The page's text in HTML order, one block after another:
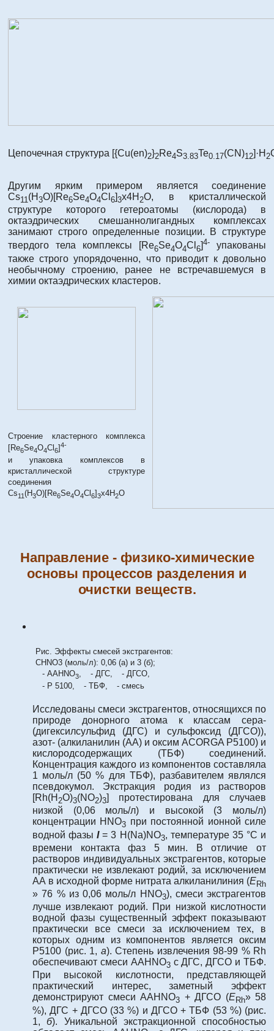
Цепочечная структура [{Cu(en)2}2Re4S3.83Te0.17(CN)12]·H 2
Другим ярким примером является соединение
Cs11(H 3O)[Re6Se4O4Cl 6]3x4H 2O, в кристаллической
структуре которого гетероатомы (кислорода) в
октаэдрических смешаннолигандных комплексах
занимают строго определенные позиции. В структуре
твердого тела комплексы [Re6Se4O4Cl 6
4- упакованы
также строго упорядоченно, что приводит к довольно
необычному строению, ранее не встречавшемуся в
химии октаэдрических кластеров.
Строение кластерного комплекса
[Re6Se4O4Cl 6]4-
и упаковка комплексов в
кристаллической структуре
соединения
Cs11(H3O)[Re6Se4O4Cl6]3x4H2O
Направление - физико-химические
основы процессов разделения и
очистки веществ.
Рис. Эффекты смесей экстрагентов:
CHNO3 (моль/л): 0,06 (а) и 3 (б);
- AAHNO3, - ДГС,
- ДГСО,
- P 5100,
- ТБФ, - смесь
Исследованы смеси экстрагентов, относящихся по
природе донорного атома к классам сера-
(дигексилсульфид (ДГС) и сульфоксид (ДГСО)),
азот- (алкиланилин (АА) и оксим ACORGA P5100) и
кислородсодержащих (ТБФ) соединений.
Концентрация каждого из компонентов составляла
1 моль/л (50 % для ТБФ), разбавителем являлся
псевдокумол. Экстракция родия из растворов
[Rh(H 2O)3(NO2)3] протестирована для случаев
низкой (0,06 моль/л) и высокой (3 моль/л)
концентрации HNO3 при постоянной ионной силе
водной фазыI= 3 H(Na)NO3, температуре 35 °С и
времени контакта фаз 5 мин. В отличие от
растворов индивидуальных экстрагентов, которые
практически не извлекают родий, за исключением
АА в исходной форме нитрата алкиланилиния (ERh
» 76 % из 0,06 моль/л HNO3), смеси экстрагентов
лучше извлекают родий. При низкой кислотности
водной фазы существенный эффект показывают
практически все смеси за исключением тех, в
которых одним из компонентов является оксим
Р5100 (рис. 1, а). Степень извлечения 98-99 % Rh
обеспечивают смеси AАHNO3с ДГС, ДГСО и ТБФ.
При высокой кислотности, представляющей
практический интерес, заметный эффект
демонстрируют смеси AАHNO3 + ДГСО (ERh» 58
%), ДГС + ДГСО (33 %) и ДГСО + ТБФ (53 %) (рис.
1,б). Уникальной экстракционной способностью